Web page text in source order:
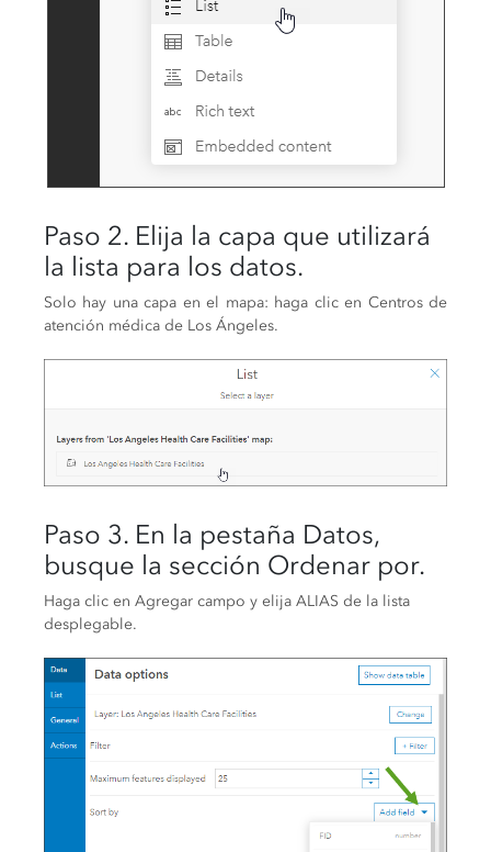
Paso 2. Elija la capa que utilizará
la lista para los datos.
Solo hay una capa en el mapa: haga clic en Centros de
atención médica de Los Ángeles.
Paso 3. En la pestaña Datos,
busque la sección Ordenar por.
Haga clic en Agregar campo y elija ALIAS de la lista
desplegable.